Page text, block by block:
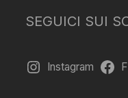
SEGUICI SUI
Instagram